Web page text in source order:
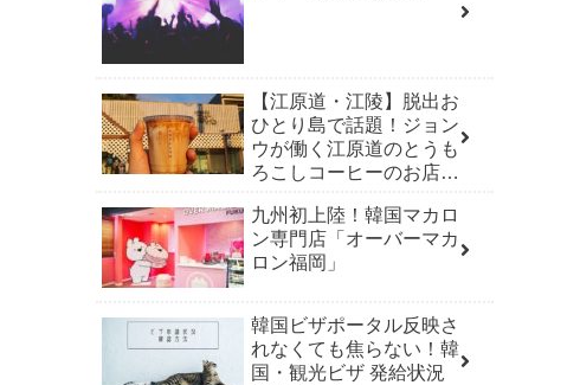
【江原道・江陵】脱出お
ひとり島で話題！ジョン
ウが働く江原道のとうも
ろこしコーヒーのお店
ー」
九州初上陸！韓国マカロ
ン専門店「オーバーマカ
ロン福岡」
韓国ビザポータル反映さ
れなくても焦らない！韓
国・観光ビザ 発給状況